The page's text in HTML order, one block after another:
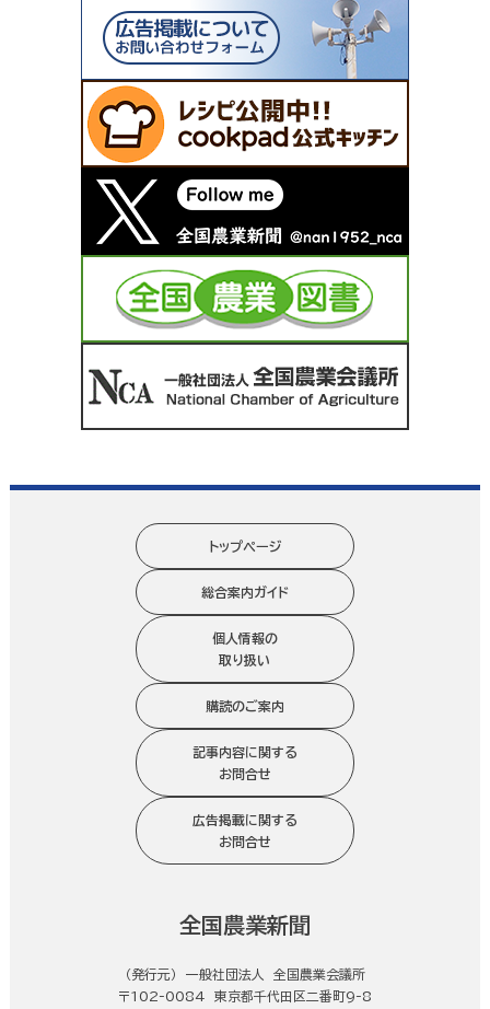
トップページ
総合案内ガイド
個人情報の
取り扱い
購読のご案内
記事内容に関する
お問合せ
広告掲載に関する
お問合せ
全国農業新聞
（発行元） 一般社団法人 全国農業会議所
〒102-0084 東京都千代田区二番町9-8